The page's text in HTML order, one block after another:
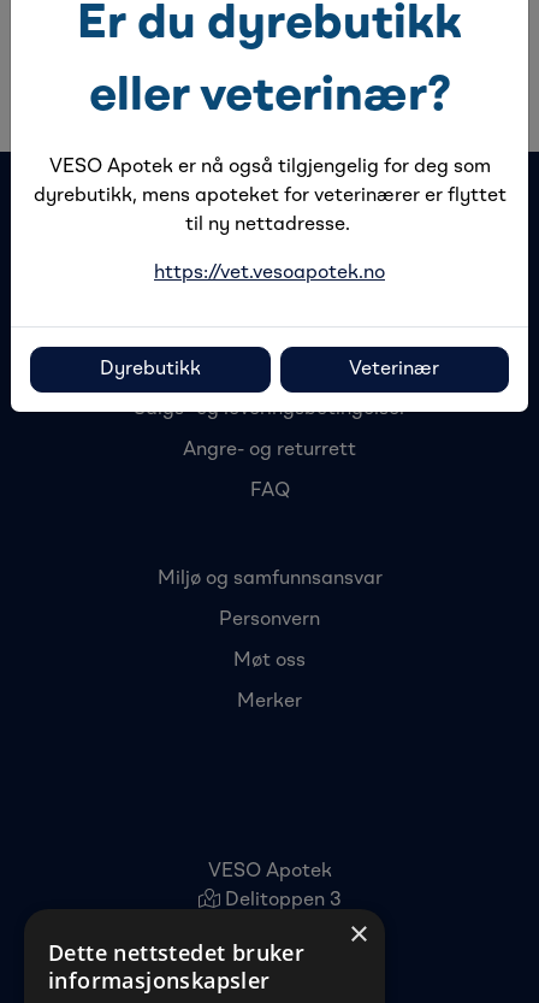
Bandasjene er rivbare. Leveres i praktisk
dispenserkasse med 10 enkeltpakkede bandasjer.
Varierende farger.
Salgs- og leveringsbetingelser
Angre- og returrett
FAQ
Miljø og samfunnsansvar
Personvern
Møt oss
Merker
VESO Apotek
Delitoppen 3
22 96 11 00
kundeservice@veso.no
Er du dyrebutikk
eller veterinær?
VESO Apotek er nå også tilgjengelig for deg som
dyrebutikk, mens apoteket for veterinærer er flyttet
til ny nettadresse.
https://vet.vesoapotek.no
Dyrebutikk Veterinær
×
Dette nettstedet bruker
informasjonskapsler